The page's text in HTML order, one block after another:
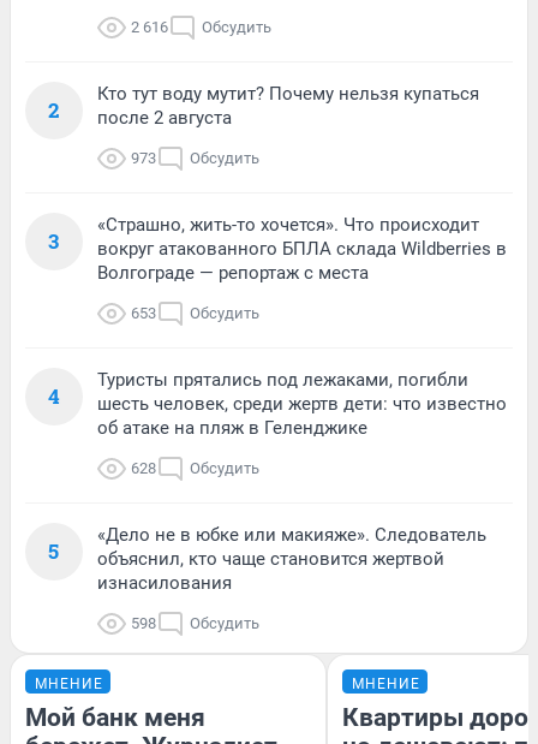
2 616 Обсудить
2
Кто тут воду мутит? Почему нельзя купаться
после 2 августа
973 Обсудить
3
«Страшно, жить-то хочется». Что происходит
вокруг атакованного БПЛА склада Wildberries в
Волгограде — репортаж с места
653 Обсудить
4
Туристы прятались под лежаками, погибли
шесть человек, среди жертв дети: что известно
об атаке на пляж в Геленджике
628 Обсудить
5
«Дело не в юбке или макияже». Следователь
объяснил, кто чаще становится жертвой
изнасилования
598 Обсудить
МНЕНИЕ
Мой банк меня
МНЕНИЕ
Квартиры